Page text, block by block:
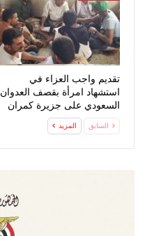
تقديم واجب العزاء في
استشهاد امرأة بقصف العدوان
السعودي على جزيرة كمران
السابق المزيد